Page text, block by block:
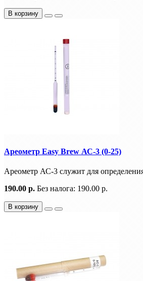
В корзину
Ареометр Easy Brew АС-3 (0-25)
Ареометр АС-3 служит для
190.00 р. Без налога: 190.00 р.
В корзину